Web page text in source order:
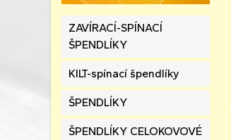
ZAVÍRACÍ-SPÍNACÍ
ŠPENDLÍKY
KILT-spínací špendlíky
ŠPENDLÍKY
ŠPENDLÍKY CELOKOVOVÉ